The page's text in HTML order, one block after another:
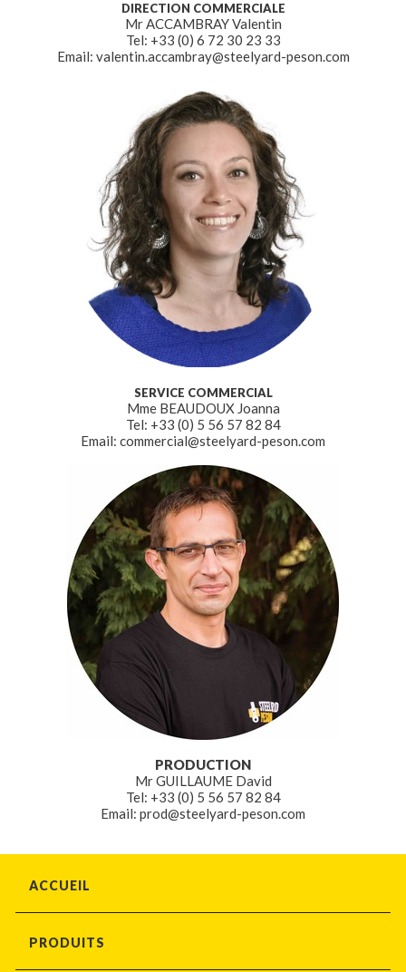
DIRECTION COMMERCIALE
Mr ACCAMBRAY Valentin
Tel: +33 (0) 6 72 30 23 33
Email: valentin.accambray@steelyard-peson.com
SERVICE COMMERCIAL
Mme BEAUDOUX Joanna
Tel: +33 (0) 5 56 57 82 84
Email: commercial@steelyard-peson.com
PRODUCTION
Mr GUILLAUME David
Tel: +33 (0) 5 56 57 82 84
Email: prod@steelyard-peson.com
ACCUEIL
PRODUITS